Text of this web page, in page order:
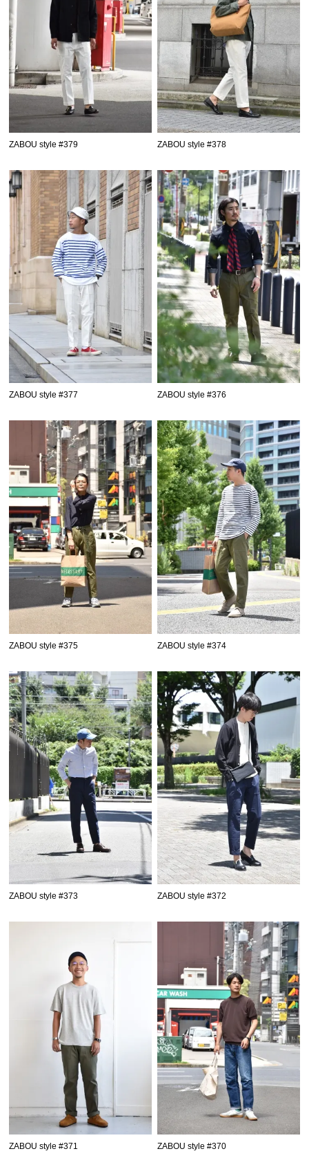
ZABOU style #379 ZABOU style #378
ZABOU style #377 ZABOU style #376
ZABOU style #375 ZABOU style #374
ZABOU style #373 ZABOU style #372
ZABOU style #371 ZABOU style #370